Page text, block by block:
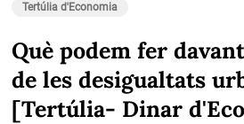
Tertúlia d'Economia
Què podem fer
de les desigualtats
[Tertúlia- Dinar